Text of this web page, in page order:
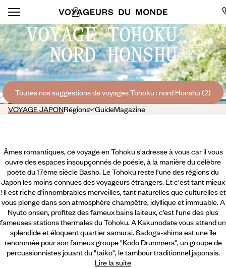
VOYAGE TOHOKU :
NORD HONSHU
Toutes nos suggestions de voyages Tohoku : nord Honshu (2)
VOYAGE JAPONRégions GuideMagazine
Âmes romantiques, ce voyage en Tohoku s'adresse à vous car il vous
ouvre des espaces insoupçonnés de poésie, à la manière du célèbre
poète du 17ème siècle Basho. Le Tohoku reste l'une des régions du
Japon les moins connues des voyageurs étrangers. Et c'est tant mieux
! Il est riche d’innombrables merveilles, tant naturelles que culturelles et
vous plonge dans son atmosphère champêtre, idyllique et immuable. A
Nyuto onsen, profitez des fameux bains laiteux, c’est l'une des plus
fameuses stations thermales du Tohoku. A Kakunodate vous attend un
splendide et éloquent quartier samurai. Sadoga-shimaest une île
renommée pour son fameux groupe "Kodo Drummers", un groupe de
percussionnistes jouant du "taiko", le tambour traditionnel japonais.
Lire la suite